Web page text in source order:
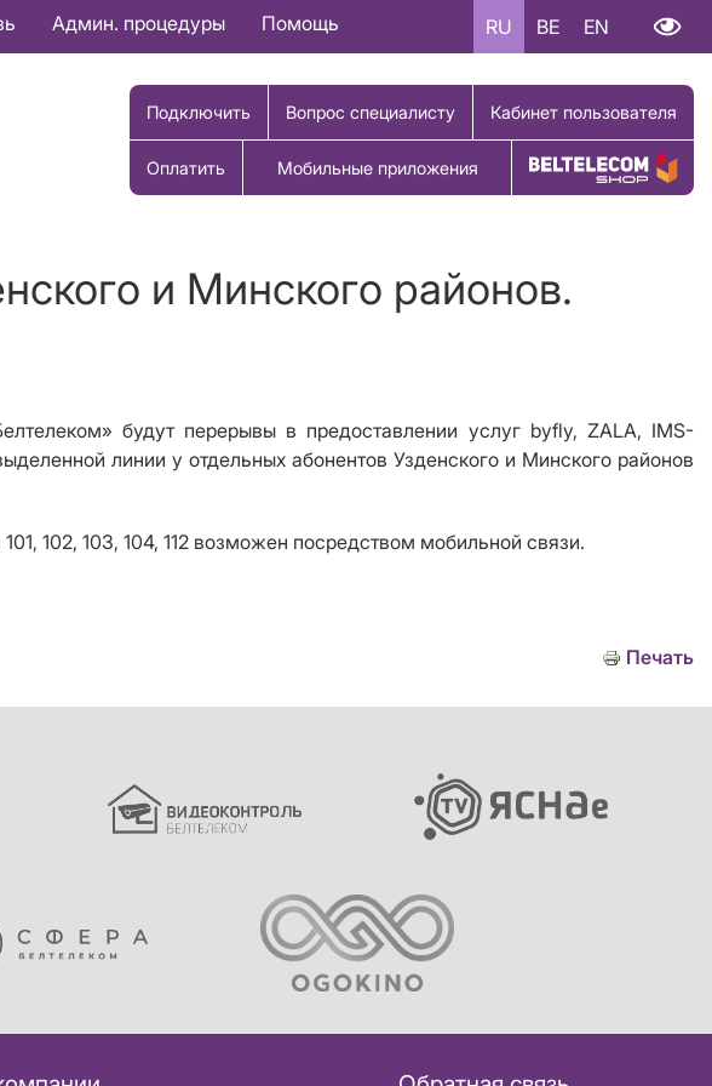
Админ. процедуры Помощь RU BE EN
Подключить Вопрос специалисту Кабинет пользователя
Оплатить Мобильные приложения Купить товар
и Минского районов.
будут перерывы в предоставлении услуг byfly, ZALA, IMS-
линии у отдельных абонентов Узденского и Минского районов
102, 103, 104, 112 возможен посредством мобильной связи.
Печать